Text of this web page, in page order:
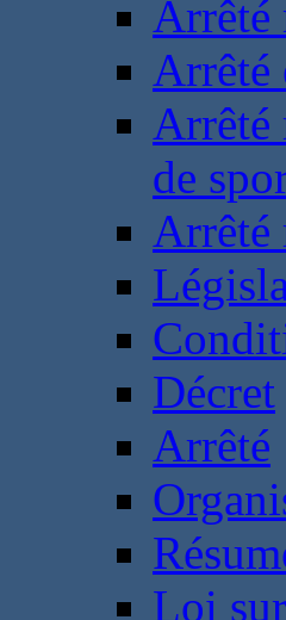
Arrêté
Arrêté
Arrêté
de
Arrêté
Décret
Arrêté
Loi